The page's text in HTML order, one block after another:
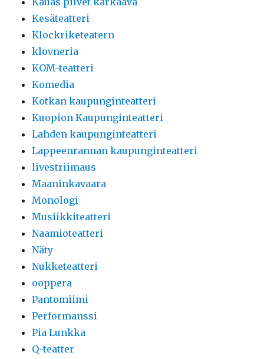
Kesäteatteri
Klockriketeatern
klovneria
KOM-teatteri
Komedia
Kotkan kaupunginteatteri
Kuopion Kaupunginteatteri
Lahden kaupunginteatteri
Lappeenrannan kaupunginteatteri
livestriimaus
Maaninkavaara
Monologi
Musiikkiteatteri
Naamioteatteri
Näty
Nukketeatteri
ooppera
Pantomiimi
Performanssi
Pia Lunkka
Q-teatter